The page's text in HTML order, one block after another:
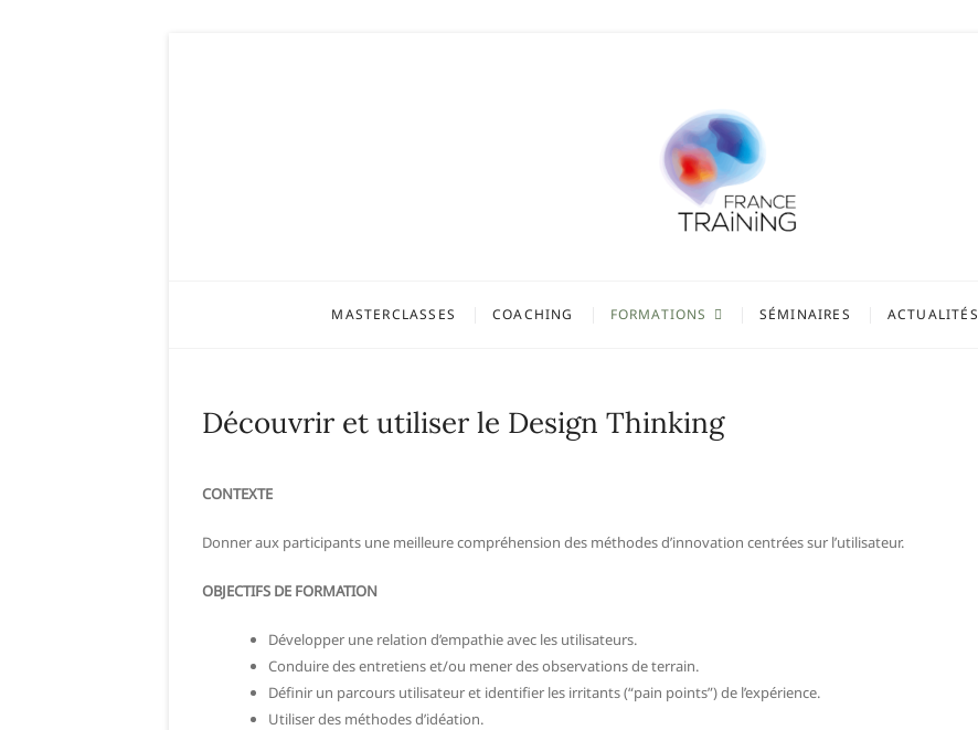
MASTERCLASSES COACHING FORMATIONS SÉMINAIRES ACTUALITÉS
Découvrir et utiliser le Design Thinking
CONTEXTE
Donner aux participants une meilleure compréhension des méthodes d’innovation centrées sur l’utilisateur.
OBJECTIFS DE FORMATION
Développer une relation d’empathie avec les utilisateurs.
Conduire des entretiens et/ou mener des observations de terrain.
Définir un parcours utilisateur et identifier les irritants (“pain points”) de l’expérience.
Utiliser des méthodes d’idéation.